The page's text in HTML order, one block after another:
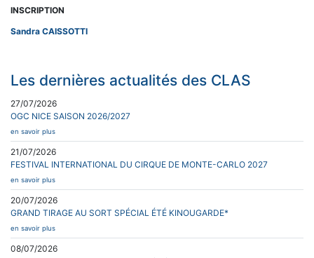
INSCRIPTION
Sandra CAISSOTTI
Les dernières actualités des CLAS
27/07/2026
OGC NICE SAISON 2026/2027
en savoir plus
21/07/2026
FESTIVAL INTERNATIONAL DU CIRQUE DE MONTE-CARLO 2027
en savoir plus
20/07/2026
GRAND TIRAGE AU SORT SPÉCIAL ÉTÉ KINOUGARDE*
en savoir plus
08/07/2026